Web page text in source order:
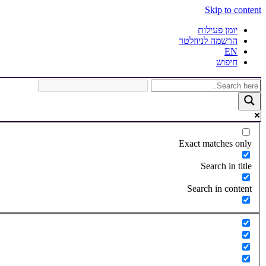
Skip to content
יומן פעילות
הרשמה לניוזלטר
EN
חיפוש
Exact matches only
Search in title
Search in content